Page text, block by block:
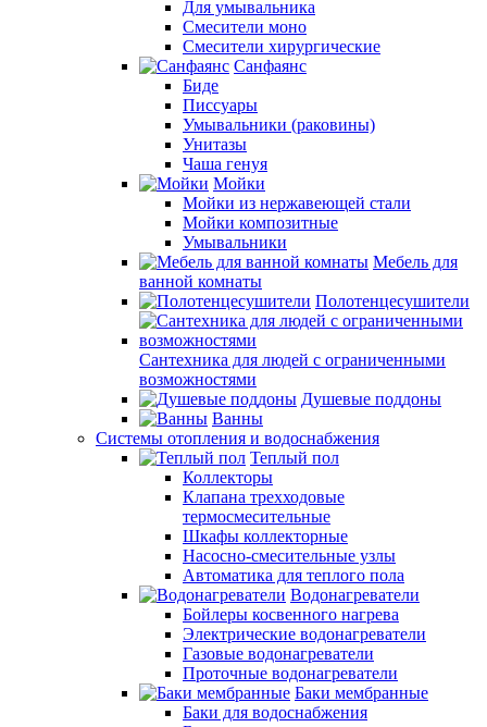
Для умывальника
Смесители моно
Смесители хирургические
Санфаянс
Биде
Писсуары
Умывальники (раковины)
Унитазы
Чаша генуя
Мойки
Мойки из нержавеющей стали
Мойки композитные
Умывальники
Мебель для
ванной комнаты
Полотенцесушители
Сантехника для людей с ограниченными
возможностями
Душевые поддоны
Ванны
Системы отопления и водоснабжения
Теплый пол
Коллекторы
Клапана трехходовые
термосмесительные
Шкафы коллекторные
Насосно-смесительные узлы
Автоматика для теплого пола
Водонагреватели
Бойлеры косвенного нагрева
Электрические водонагреватели
Газовые водонагреватели
Проточные водонагреватели
Баки мембранные
Баки для водоснабжения